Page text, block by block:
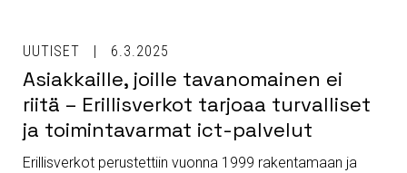
UUTISET 6.3.2025
Asiakkaille, joille tavanomainen ei
riitä – Erillisverkot tarjoaa turvalliset
ja toimintavarmat ict-palvelut
Erillisverkot perustettiin vuonna 1999 rakentamaan ja